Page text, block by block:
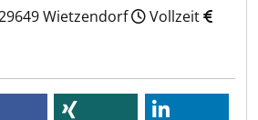
Wietzendorf
Vollzeit